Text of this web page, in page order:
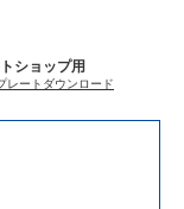
ショップ用
レートダウンロード